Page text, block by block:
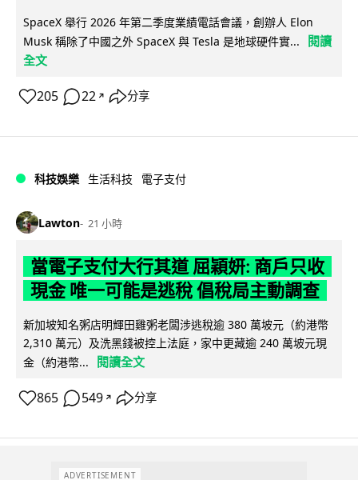
SpaceX 舉行 2026 年第二季度業績電話會議，創辦人 Elon
Musk 稱除了中國之外 SpaceX 與 Tesla 是地球硬件實...
閱讀
全文
205 22 ↗ 分享
科技娛樂 生活科技 電子支付
Lawton 21 小時
當電子支付大行其道 屈穎妍: 商戶只收
現金 唯一可能是逃稅 倡稅局主動調查
新加坡知名粥店明輝田雞粥老闆涉逃稅逾 380 萬坡元（約港幣
2,310 萬元）及洗黑錢被控上法庭，家中更藏逾 240 萬坡元現
金（約港幣...
閱讀全文
865 549 ↗ 分享
ADVERTISEMENT